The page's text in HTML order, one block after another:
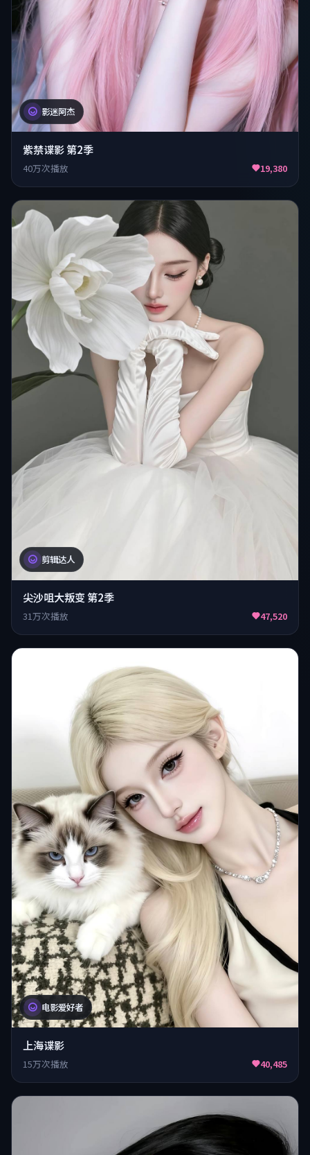
影迷阿杰
紫禁谍影 第2季
40万次播放 19,380
剪辑达人
尖沙咀大叛变 第2季
31万次播放 47,520
电影爱好者
上海谍影
15万次播放 40,485